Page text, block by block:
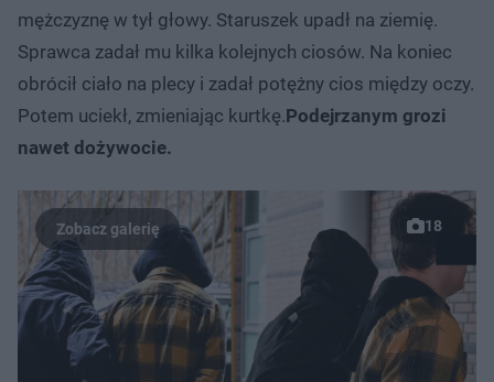
mężczyznę w tył głowy. Staruszek upadł na ziemię.
Sprawca zadał mu kilka kolejnych ciosów. Na koniec
obrócił ciało na plecy i zadał potężny cios między oczy.
Potem uciekł, zmieniając kurtkę.Podejrzanym grozi
nawet dożywocie.
18